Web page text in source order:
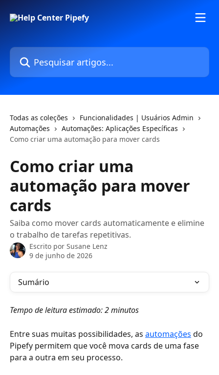
Pesquisar artigos...
Todas as coleções
Funcionalidades | Usuários Admin
Automações
Automações: Aplicações Específicas
Como criar uma automação para mover cards
Como criar uma
automação para mover
cards
Saiba como mover cards automaticamente e elimine
o trabalho de tarefas repetitivas.
Escrito por Susane Lenz
9 de junho de 2026
Sumário
Tempo de leitura estimado: 2 minutos
Entre suas muitas possibilidades, as automações do
Pipefy permitem que você mova cards de uma fase
para a outra em seu processo.